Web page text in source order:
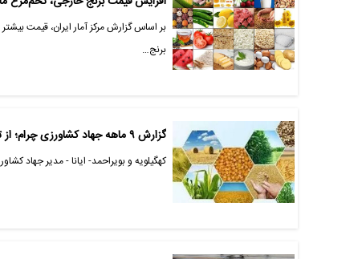
بر اساس گزارش مرکز آمار ایران، قیمت
برنج…
گزارش ۹ ماهه جهاد کشاورزی چرام؛ از توزیع نهاده تا نظارت بر بازار
کهگیلویه و بویراحمد- ایانا - مدیر جهاد کشاورزی چرام از توزیع ۸۶۰ تن نهاده دامی،